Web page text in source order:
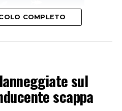
COMPLETO
sul
scappa